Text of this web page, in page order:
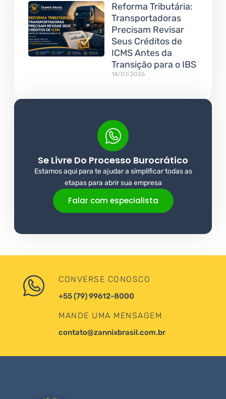
Reforma Tributária:
Transportadoras
Precisam Revisar
Seus Créditos de
ICMS Antes da
Transição para o IBS
14/07/2026
Se Livre Do Processo Burocrático
Estamos aqui para te ajudar a simplificar todas as
etapas para abrir sua empresa
Falar com especialista
CONVERSE CONOSCO
+55 (79) 99612-8000
MANDE UMA MENSAGEM
contato@zannixbrasil.com.br